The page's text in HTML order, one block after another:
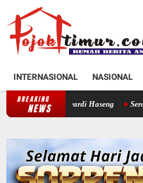
INTERNASIONAL NASIONAL
BREAKING
NEWS Serahkan